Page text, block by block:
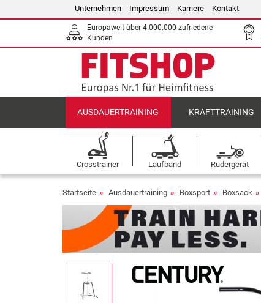
Unternehmen Impressum Karriere Kontakt
Europaweit über 4.000.000 zufriedene
Kunden
AUSDAUERTRAINING KRAFTTRAINING
Crosstrainer Laufband Rudergerät
Startseite Ausdauertraining Boxsport Boxsack